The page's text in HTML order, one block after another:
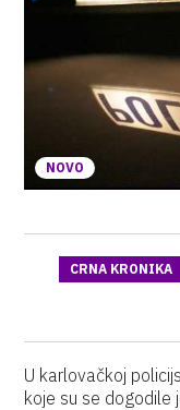
NOVO
CRNA KRONIKA
U karlovačkoj
koje su se dogodile